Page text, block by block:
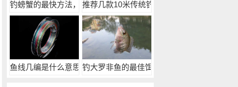
钓螃蟹的最快方法，像推荐几款10米传统钓
鱼线几编是什么意思？钓大罗非鱼的最佳饵料